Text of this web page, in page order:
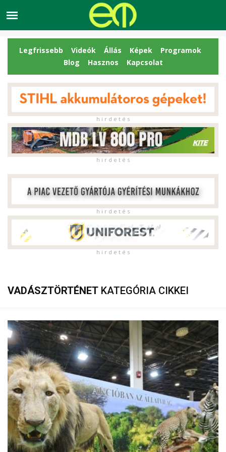
Legfrissebb Videók Állás Képek
Programok
Blog
Hasznos Kapcsolat
h i r d e t é s
h i r d e t é s
h i r d e t é s
h i r d e t é s
VADÁSZTÖRTÉNET KATEGÓRIA CIKKEI